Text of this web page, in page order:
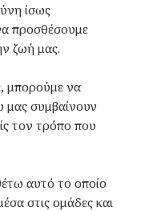
ίσως
προσθέσουμε
ζωή μας.
μπορούμε να
μας συμβαίνουν
τον τρόπο που
αυτό το οποίο
στις ομάδες και